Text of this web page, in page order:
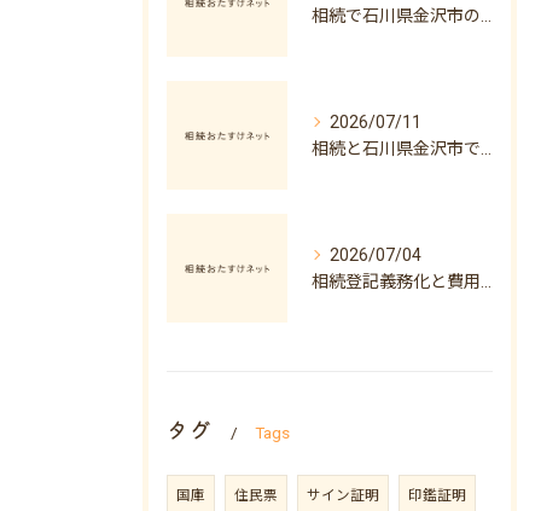
2026/07/11
2026/07/04
タグ Tags
国庫 住民票 サイン証明 印鑑証明